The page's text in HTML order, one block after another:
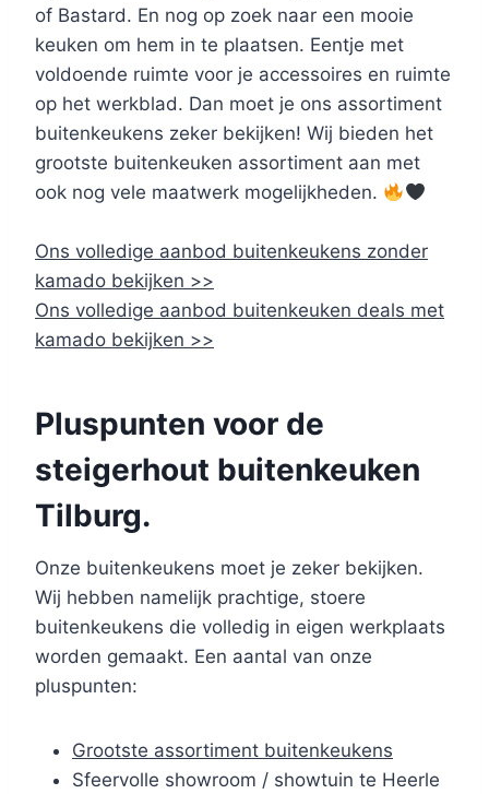
of Bastard. En nog op zoek naar een mooie
keuken om hem in te plaatsen. Eentje met
voldoende ruimte voor je accessoires en ruimte
op het werkblad. Dan moet je ons assortiment
buitenkeukens zeker bekijken! Wij bieden het
grootste buitenkeuken assortiment aan met
ook nog vele maatwerk mogelijkheden.
Ons volledige aanbod buitenkeukens zonder
kamado bekijken >>
Ons volledige aanbod buitenkeuken deals met
kamado bekijken >>
Pluspunten voor de
steigerhout buitenkeuken
Tilburg.
Onze buitenkeukens moet je zeker bekijken.
Wij hebben namelijk prachtige, stoere
buitenkeukens die volledig in eigen werkplaats
worden gemaakt. Een aantal van onze
pluspunten:
Grootste assortiment buitenkeukens
Sfeervolle showroom / showtuin te Heerle